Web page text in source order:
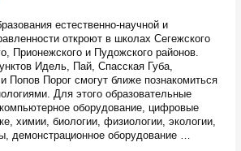
естественно-научной и
откроют в школах Сегежского
Прионежского и Пудожского районов.
Идель, Пай, Спасская Губа,
Попов Порог смогут ближе познакомиться
Для этого образовательные
оборудование, цифровые
химии, биологии, физиологии, экологии,
демонстрационное оборудование …